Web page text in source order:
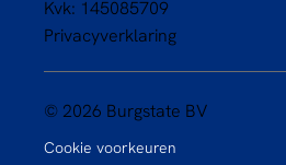
Kvk: 145085709
Privacyverklaring
© 2026 Burgstate BV
Cookie voorkeuren